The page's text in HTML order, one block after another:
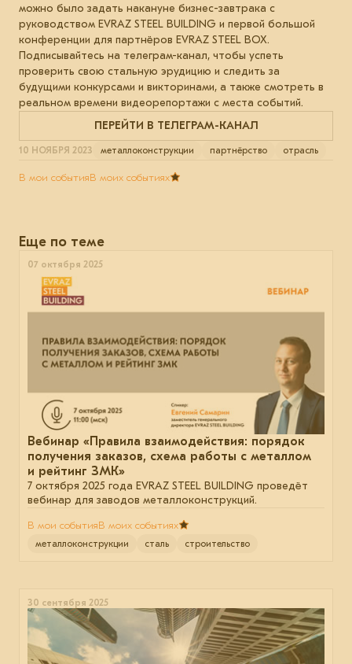
можно было задать накануне бизнес-завтрака с
руководством EVRAZ STEEL BUILDING и первой большой
конференции для партнёров EVRAZ STEEL BOX.
Подписывайтесь на телеграм-канал, чтобы успеть
проверить свою стальную эрудицию и следить за
будущими конкурсами и викторинами, а также смотреть в
реальном времени видеорепортажи с места событий.
ПЕРЕЙТИ В ТЕЛЕГРАМ-КАНАЛ
10 НОЯБРЯ 2023 металлоконструкции партнёрство отрасль
В мои событияВ моих событиях
Еще по теме
07 октября 2025
Вебинар «Правила взаимодействия: порядок
получения заказов, схема работы с металлом
и рейтинг ЗМК»
7 октября 2025 года EVRAZ STEEL BUILDING проведёт
вебинар для заводов металлоконструкций.
В мои событияВ моих событиях
металлоконструкции сталь строительство
30 сентября 2025